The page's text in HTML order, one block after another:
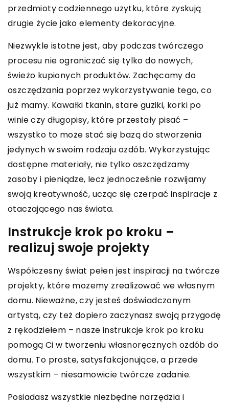
przedmioty codziennego użytku, które zyskują
drugie życie jako elementy dekoracyjne.
Niezwykle istotne jest, aby podczas twórczego
procesu nie ograniczać się tylko do nowych,
świeżo kupionych produktów. Zachęcamy do
oszczędzania poprzez wykorzystywanie tego, co
już mamy. Kawałki tkanin, stare guziki, korki po
winie czy długopisy, które przestały pisać –
wszystko to może stać się bazą do stworzenia
jedynych w swoim rodzaju ozdób. Wykorzystując
dostępne materiały, nie tylko oszczędzamy
zasoby i pieniądze, lecz jednocześnie rozwijamy
swoją kreatywność, ucząc się czerpać inspiracje z
otaczającego nas świata.
Instrukcje krok po kroku –
realizuj swoje projekty
Współczesny świat pełen jest inspiracji na twórcze
projekty, które możemy zrealizować we własnym
domu. Nieważne, czy jesteś doświadczonym
artystą, czy też dopiero zaczynasz swoją przygodę
z rękodziełem – nasze instrukcje krok po kroku
pomogą Ci w tworzeniu własnoręcznych ozdób do
domu. To proste, satysfakcjonujące, a przede
wszystkim – niesamowicie twórcze zadanie.
Posiadasz wszystkie niezbędne narzędzia i